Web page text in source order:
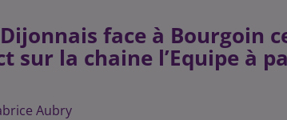
face à Bourgoin
sur la chaine l’Equipe à
Aubry